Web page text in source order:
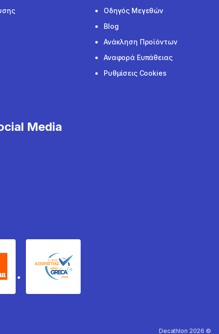
Οδηγός Μεγεθών
Blog
Ανάκληση Προϊόντων
Αναφορά Ευπάθειας
Ρυθμίσεις Cookies
Media
GRECA Trustmark
Decathlon 2026 ©